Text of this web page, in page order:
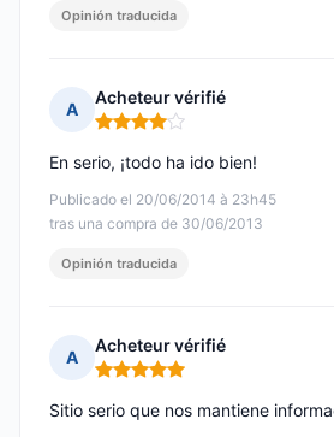
Opinión traducida
A
Acheteur vérifié
Nota: 4 de 5
Publicado el 20/06/2014 à 23h45
tras una compra de 30/06/2013
En serio, ¡todo ha ido bien!
Opinión traducida
A
Acheteur vérifié
Nota: 5 de 5
Sitio serio que nos mantiene